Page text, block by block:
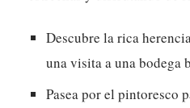
Descubre la rica
una visita a una bodega
Pasea por el pintoresco